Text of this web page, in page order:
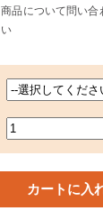
商品について問い合
い